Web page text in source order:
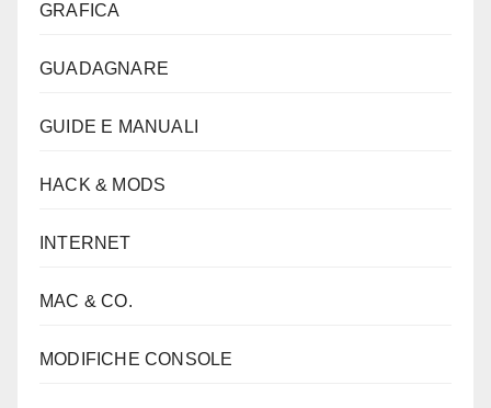
GRAFICA
GUADAGNARE
GUIDE E MANUALI
HACK & MODS
INTERNET
MAC & CO.
MODIFICHE CONSOLE